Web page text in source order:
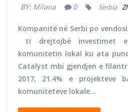
BY: Milana 0 Serbia
Kompanitë në Serbi po
ti drejtojbë investimet
komunitetin lokal ku ata
Catalyst mbi gjendjen e
2017, 21.4% e projekteve
komuniteteve lokale....